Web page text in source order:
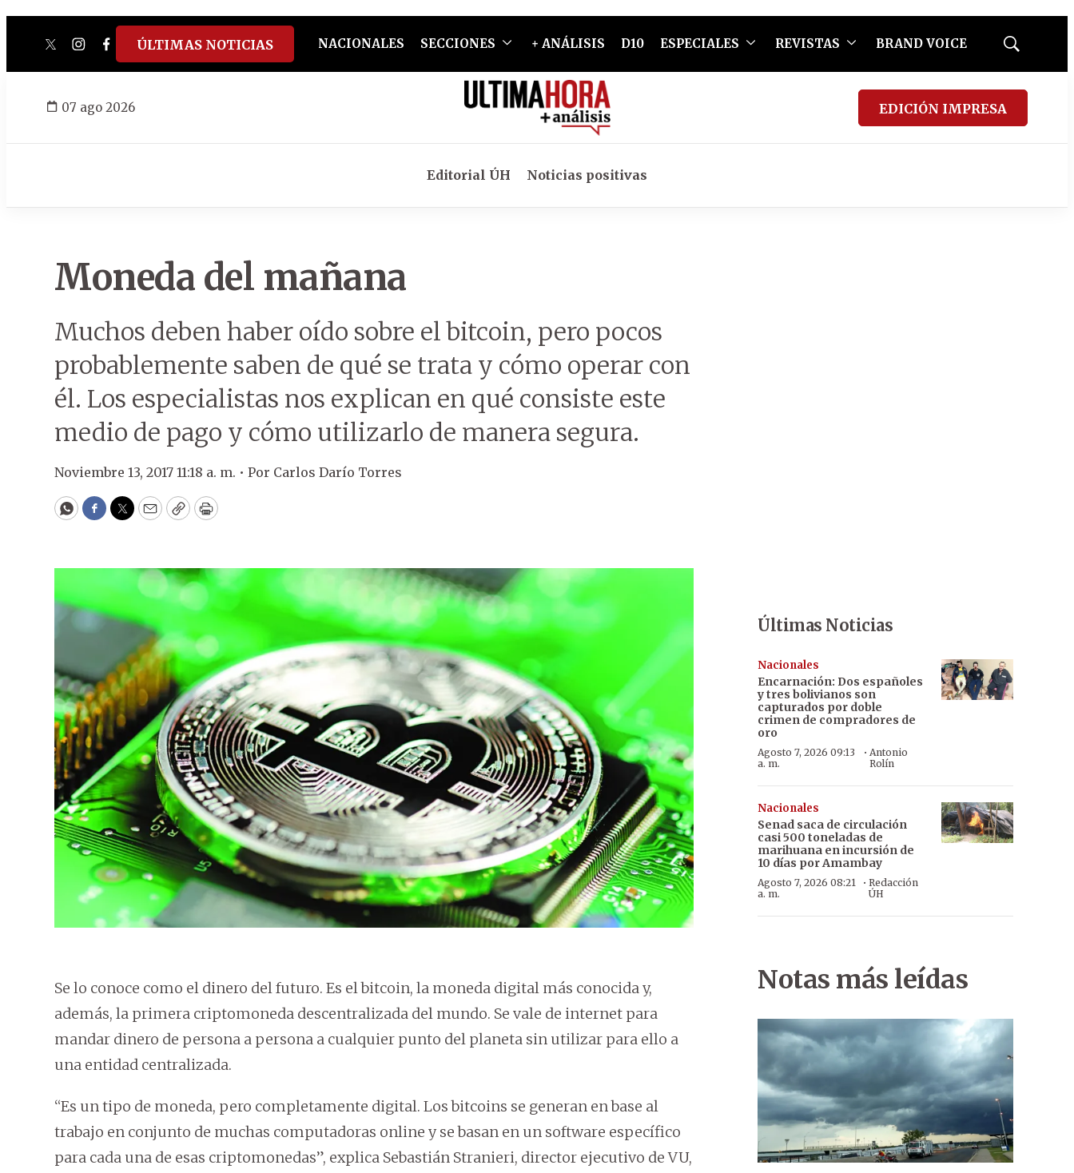
twitterinstagram
facebook
tiktokyoutube
spotify
ÚLTIMAS NOTICIAS NACIONALES SECCIONES + ANÁLISIS D10 ESPECIALES REVISTAS BRAND VOICE
Mostrar
07 ago 2026 EDICIÓN IMPRESA
Editorial ÚH Noticias positivas
Moneda del mañana
Muchos deben haber oído sobre el bitcoin, pero pocos
probablemente saben de qué se trata y cómo operar con
él. Los especialistas nos explican en qué consiste este
medio de pago y cómo utilizarlo de manera segura.
Noviembre 13, 2017 11:18 a. m. • Por Carlos Darío Torres
WhatsApp
Facebook
Twitter
EmailCopyPrint
Se lo conoce como el dinero del futuro. Es el bitcoin, la moneda digital más conocida y,
además, la primera criptomoneda descentralizada del mundo. Se vale de internet para
mandar dinero de persona a persona a cualquier punto del planeta sin utilizar para ello a
una entidad centralizada.
“Es un tipo de moneda, pero completamente digital. Los bitcoins se generan en base al
trabajo en conjunto de muchas computadoras online y se basan en un software específico
para cada una de esas criptomonedas”, explica Sebastián Stranieri, director ejecutivo de VU,
Últimas Noticias
Nacionales
Encarnación: Dos españoles
y tres bolivianos son
capturados por doble
crimen de compradores de
oro
Agosto 7, 2026 09:13
a. m.
·Antonio
Rolín
Nacionales
Senad saca de circulación
casi 500 toneladas de
marihuana en incursión de
10 días por Amambay
Agosto 7, 2026 08:21
a. m.
·Redacción
ÚH
Notas más leídas